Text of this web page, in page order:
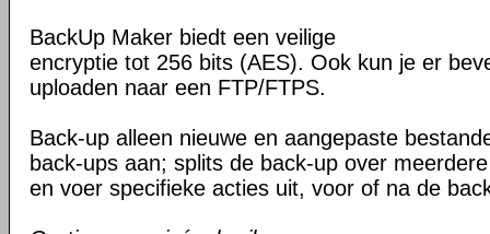
BackUp Maker biedt een veilige
encryptie tot 256 bits (AES). Ook kun je er
uploaden naar een FTP/FTPS.
Back-up alleen nieuwe en aangepaste
back-ups aan; splits de back-up over
en voer specifieke acties uit, voor of na de